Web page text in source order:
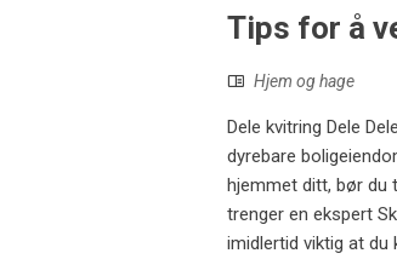
Tips for å
Hjem og hage
Dele kvitring Dele
dyrebare
hjemmet ditt, bør du
trenger en ekspert
imidlertid viktig at du